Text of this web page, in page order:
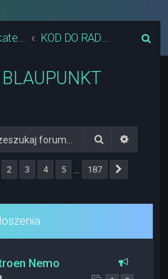
Główna kategoria forum KOD DO RADIA - BLAUPUNKT
Szukaj
1z 187
2 3 4 5 187
Nemo